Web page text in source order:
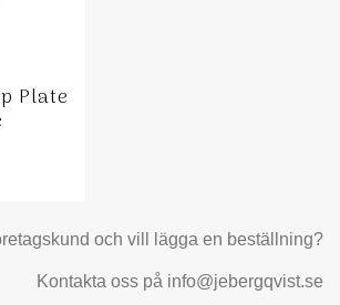
Plate
och vill lägga en beställning?
Kontakta oss på info@jebergqvist.se